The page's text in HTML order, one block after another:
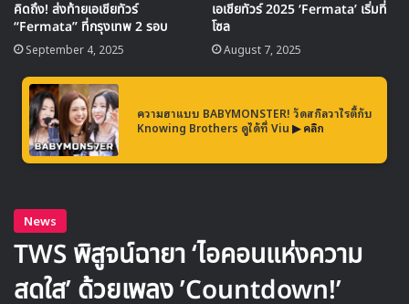
คิดถึง! ส่งท้ายเอเชียทัวร์
“Fermata” ที่กรุงเทพ 2 รอบ
September 4, 2025
เอเชียทัวร์ 2025 ‘Fermata’ เริ่มที่
โซล
August 7, 2025
ความฮาแบบ BABYMONSTER! วัดสกิลวาไรตี้กับ
Knowing Brothers ดูได้ที่ Viu ▶ คลิก